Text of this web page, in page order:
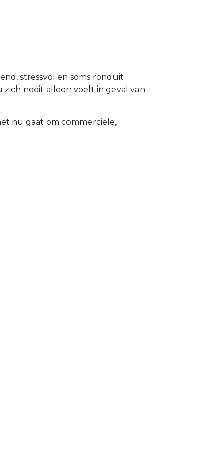
stressvol en soms ronduit
nooit alleen voelt in geval van
nu gaat om commerciële,